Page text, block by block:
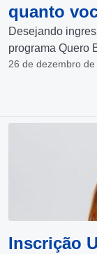
quanto
Desejando
programa Quero
26 de dezembro
Inscrição